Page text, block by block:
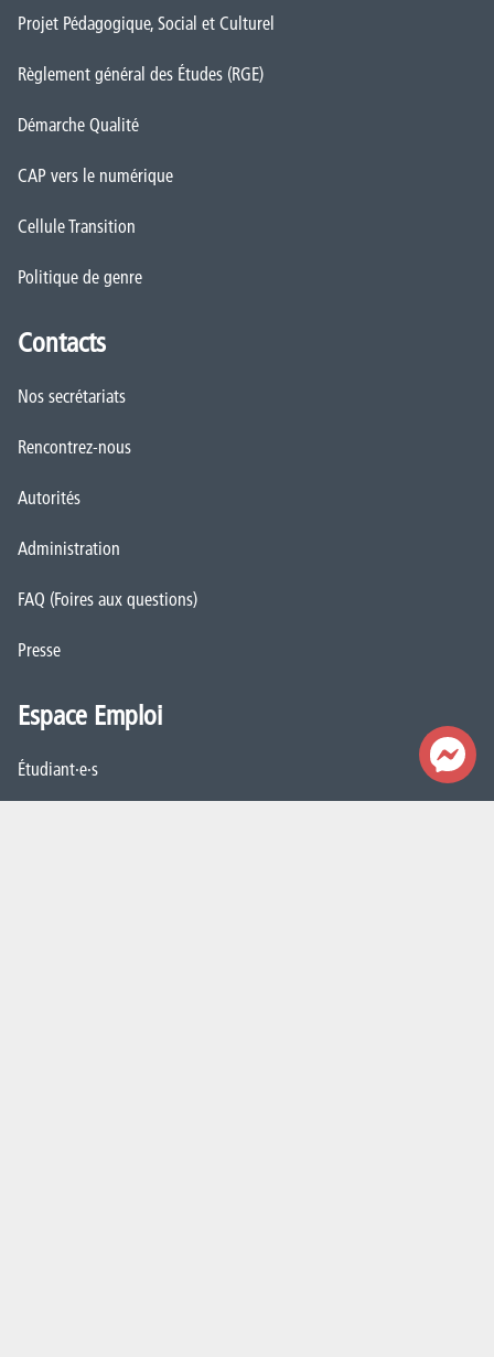
Contacts
Nos secrétariats
Rencontrez-nous
Autorités
Administration
FAQ (Foires aux questions)
Espace Emploi
Étudiant·e·s
La HELHa recrute
JobDay
Newsletter
Mentions légales